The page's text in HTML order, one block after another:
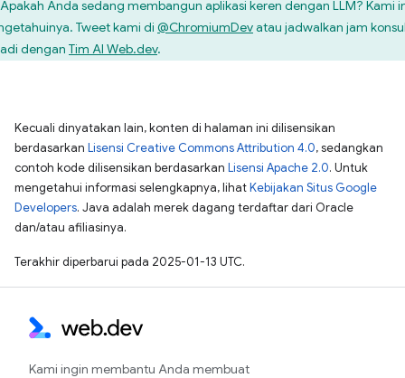
Apakah Anda sedang membangun aplikasi keren dengan LLM? Kami
Tweet kami di @ChromiumDevatau jadwalkan jam
dengan Tim AI Web.dev.
Kecuali dinyatakan lain, konten di halaman ini dilisensikan
berdasarkan Lisensi Creative Commons Attribution 4.0, sedangkan
contoh kode dilisensikan berdasarkan Lisensi Apache 2.0. Untuk
mengetahui informasi selengkapnya, lihatKebijakan Situs Google
Developers. Java adalah merek dagang terdaftar dari Oracle
dan/atau afiliasinya.
Terakhir diperbarui pada 2025-01-13 UTC.
Kami ingin membantu Anda membuat